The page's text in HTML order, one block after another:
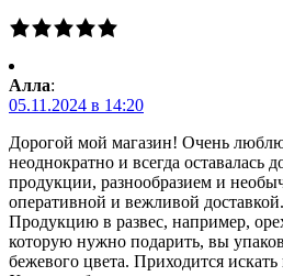
Алла:
05.11.2024 в 14:20
Дорогой мой магазин! Очень люблю
неоднократно и всегда оставалась
продукции, разнообразием и
оперативной и вежливой
Продукцию в развес, например,
которую нужно подарить, вы
бежевого цвета. Приходится